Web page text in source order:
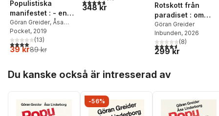
Populistiska
manifestet : - en
bok om populism
Göran Greider, Åsa
Linderborg
Pocket, 2019
4,0utav 5 stjärnor. Totalt antal röster:
(13)
39 kr89 kr
348 kr
Rotskott från
paradiset : om
undran inför
lupiner, syrener
och andra
arter, såsom
Göran Greider
Inbunden, 2026
4,6utav 5 stjärnor.
(8)
299 kr
Du kanske också är intresserad av
-56%